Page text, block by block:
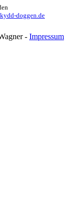
doggen.de
- Impressum